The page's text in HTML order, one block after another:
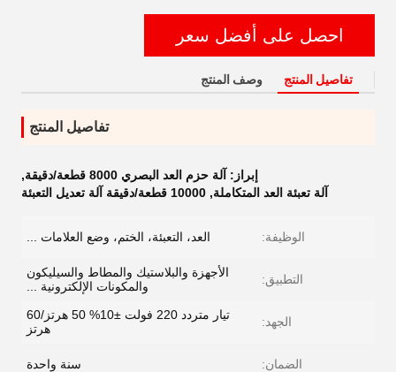
احصل على أفضل سعر
تفاصيل المنتج وصف المنتج
تفاصيل المنتج
إبراز: آلة حزم العد البصري 8000 قطعة/دقيقة
,
آلة تعبئة العد المتكاملة, 10000 قطعة/دقيقة آلة تعديل التعبئة
الوظيفة: العد، التعبئة، الختم، وضع العلامات ...
التطبيق:
الأجهزة والبلاستيك والمطاط والسيليكون
والمكونات الإلكترونية ...
الجهد:
تيار متردد 220 فولت ±10% 50 هرتز/60
هرتز
الضمان: سنة واحدة